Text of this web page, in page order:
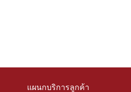
แผนกบริการลูกค้า